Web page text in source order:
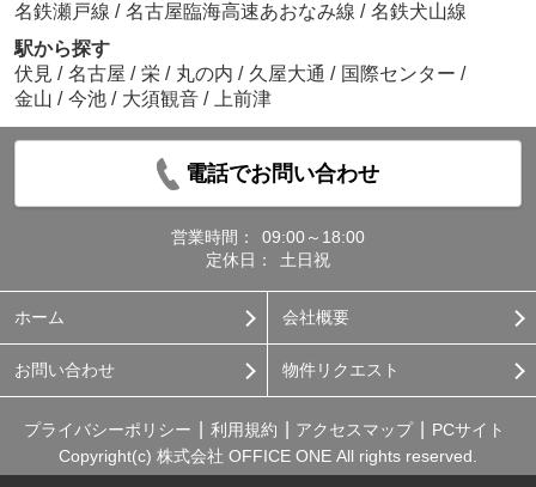
名鉄瀬戸線 / 名古屋臨海高速あおなみ線 / 名鉄犬山線
駅から探す
伏見 / 名古屋 / 栄 / 丸の内 / 久屋大通 / 国際センター /
金山 / 今池 / 大須観音 / 上前津
電話でお問い合わせ
営業時間：
09:00～18:00
定休日：
土日祝
ホーム 会社概要
お問い合わせ 物件リクエスト
プライバシーポリシー 利用規約 アクセスマップ
PCサイト
Copyright(c) 株式会社 OFFICE ONE All rights reserved.